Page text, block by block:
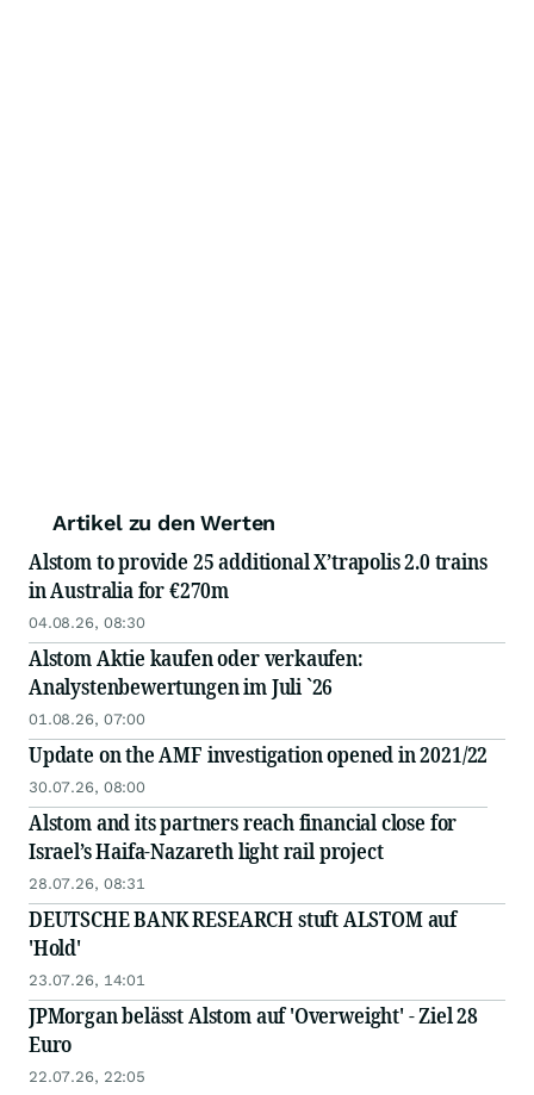
Artikel zu den Werten
Alstom to provide 25 additional X’trapolis 2.0 trains
in Australia for €270m
04.08.26, 08:30
Alstom Aktie kaufen oder verkaufen:
Analystenbewertungen im Juli `26
01.08.26, 07:00
Update on the AMF investigation opened in 2021/22
30.07.26, 08:00
Alstom and its partners reach financial close for
Israel’s Haifa-Nazareth light rail project
28.07.26, 08:31
DEUTSCHE BANK RESEARCH stuft ALSTOM auf
'Hold'
23.07.26, 14:01
JPMorgan belässt Alstom auf 'Overweight' - Ziel 28
Euro
22.07.26, 22:05